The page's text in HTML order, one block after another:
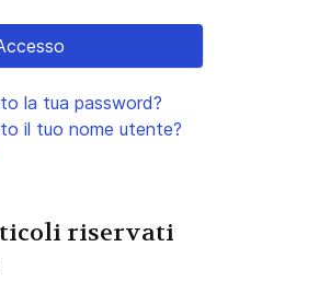
la tua password?
il tuo nome utente?
riservati